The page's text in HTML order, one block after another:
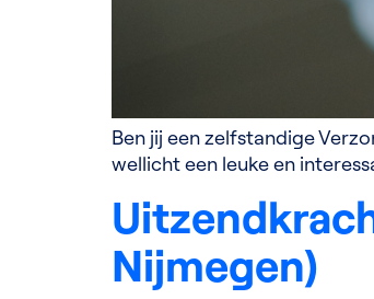
Ben jij een zelfstandige
wellicht een leuke en
Nijmegen)